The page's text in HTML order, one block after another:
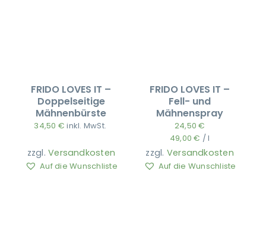
FRIDO LOVES IT –
Doppelseitige
Mähnenbürste
34,50 € inkl. MwSt.
zzgl.Versandkosten
Auf die Wunschliste
FRIDO LOVES IT –
Fell- und
Mähnenspray
24,50€
49,00€ /l
zzgl. Versandkosten
Auf die Wunschliste